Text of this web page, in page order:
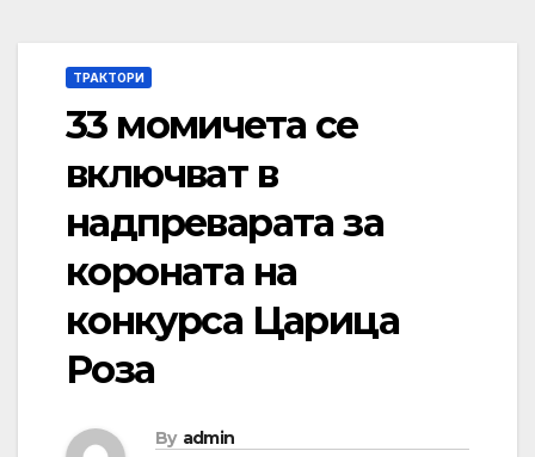
ТРАКТОРИ
33 момичета се
включват в
надпреварата за
короната на
конкурса Царица
Роза
By admin